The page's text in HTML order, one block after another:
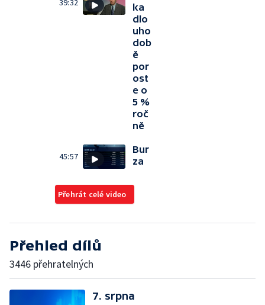
39:32
ka
dlo
uho
dob
ě
por
ost
e o
5 %
roč
ně
45:57
Bur
za
Přehrát celé video
Přehled dílů
3446 přehratelných
7. srpna